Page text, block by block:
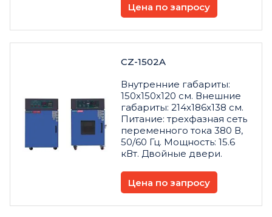
Цена по запросу
CZ-1502A
Внутренние габариты:
150x150x120 см. Внешние
габариты: 214x186x138 см.
Питание: трехфазная сеть
переменного тока 380 В,
50/60 Гц. Мощность: 15.6
кВт. Двойные двери.
Цена по запросу